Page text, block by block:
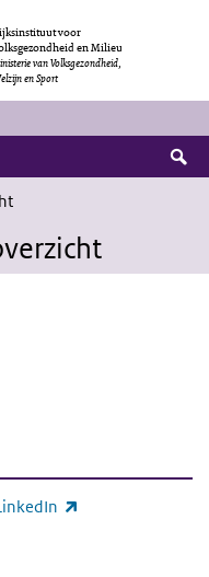
voor
en Milieu
van Volksgezondheid,
en Sport
link)